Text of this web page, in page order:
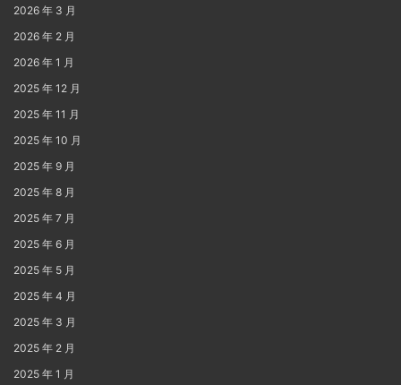
2026 年 3 月
2026 年 2 月
2026 年 1 月
2025 年 12 月
2025 年 11 月
2025 年 10 月
2025 年 9 月
2025 年 8 月
2025 年 7 月
2025 年 6 月
2025 年 5 月
2025 年 4 月
2025 年 3 月
2025 年 2 月
2025 年 1 月